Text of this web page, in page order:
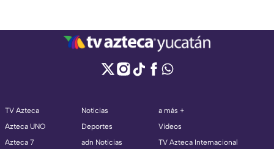
TV Azteca
Azteca UNO
Azteca 7
Noticias
Deportes
adn Noticias
a más +
Videos
TV Azteca Internacional